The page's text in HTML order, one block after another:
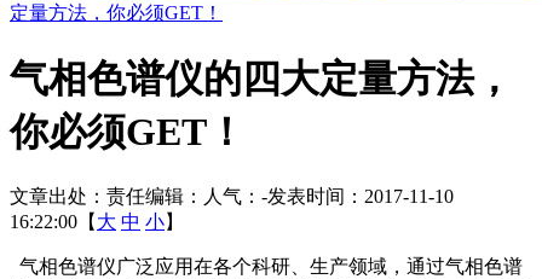
定量方法，你必须GET！
气相色谱仪的四大定量方法，
你必须GET！
文章出处： 责任编辑： 人气： -发表时间：2017-11-10
16:22:00【 大 中 小】
气相色谱仪广泛应用在各个科研、生产领域，通过气相色谱